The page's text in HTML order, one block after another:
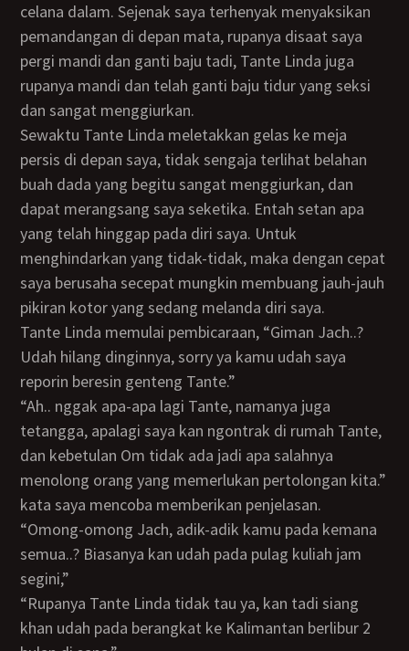
celana dalam. Sejenak saya terhenyak menyaksikan
pemandangan di depan mata, rupanya disaat saya
pergi mandi dan ganti baju tadi, Tante Linda juga
rupanya mandi dan telah ganti baju tidur yang seksi
dan sangat menggiurkan.
Sewaktu Tante Linda meletakkan gelas ke meja
persis di depan saya, tidak sengaja terlihat belahan
buah dada yang begitu sangat menggiurkan, dan
dapat merangsang saya seketika. Entah setan apa
yang telah hinggap pada diri saya. Untuk
menghindarkan yang tidak-tidak, maka dengan cepat
saya berusaha secepat mungkin membuang jauh-jauh
pikiran kotor yang sedang melanda diri saya.
Tante Linda memulai pembicaraan, “Giman Jach..?
Udah hilang dinginnya, sorry ya kamu udah saya
reporin beresin genteng Tante.”
“Ah.. nggak apa-apa lagi Tante, namanya juga
tetangga, apalagi saya kan ngontrak di rumah Tante,
dan kebetulan Om tidak ada jadi apa salahnya
menolong orang yang memerlukan pertolongan kita.”
kata saya mencoba memberikan penjelasan.
“Omong-omong Jach, adik-adik kamu pada kemana
semua..? Biasanya kan udah pada pulag kuliah jam
segini,”
“Rupanya Tante Linda tidak tau ya, kan tadi siang
khan udah pada berangkat ke Kalimantan berlibur 2